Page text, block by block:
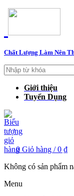
Chất Lượng Làm Nên
Giới thiệu
Tuyển Dụng
0 Giỏ hàng /0 ₫
Không có sản phẩm
Menu